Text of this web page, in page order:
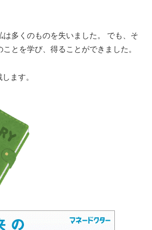
は多くのものを失いました。 でも、そ
とを学び、得ることができました。
ます。